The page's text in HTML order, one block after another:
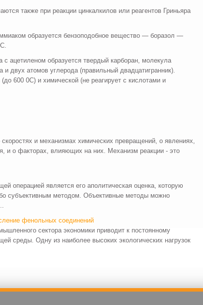
также при реакции цинкалкилов или реагентов Гриньяра
образуется бензоподобное вещество — боразол —
с ацетиленом образуется твердый карборан, молекула
и двух атомов углерода (правильный двадцатигранник).
600 0С) и химической (не реагирует с кислотами и
и механизмах химических превращений, о явлениях,
и о факторах, влияющих на них. Механизм реакции - это
операцией является его аполитическая оценка, которую
субъективным методом. Объективные методы можно
фенольных соединений
сектора экономики приводит к постоянному
среды. Одну из наиболее высоких экологических нагрузок